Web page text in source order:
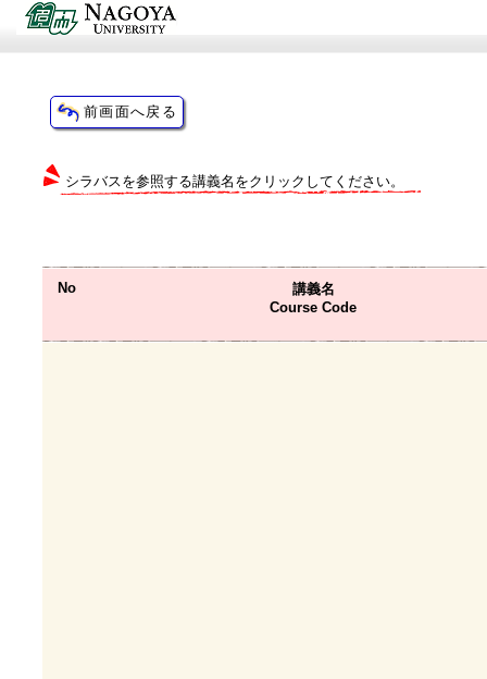
シラバスを参照する講義名をクリックしてください。
No
講義名
Course Code